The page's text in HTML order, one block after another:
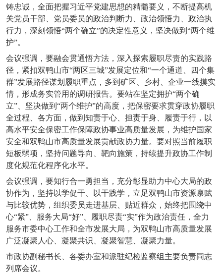
铸忠诚，全面把握习近平党建思想的精髓要义，不断提高机
关党员干部、党员委员的政治判断力、政治领悟力、政治执
行力，深刻领悟“两个确立”的决定性意义，坚决做到“两个维
护”。
会议强调，要融会贯通悟方法，深入探索履职尽责的实践路
径，紧扣双鸭山市“两区三城”发展定位和“一个通道、四个集
群”发展路径谋划履职重点，多到矿区、乡村、企业一线摸实
情，形成务实管用的调研报告。要站在坚定拥护“两个确
立”、坚决做到“两个维护”的高度，把保密要求贯穿政协履职
全过程、各方面，做到知责于心、担责于身、履责于行，以
高水平安全保密工作保障政协事业高质量发展，为维护国家
安全和双鸭山市高质量发展贡献政协力量。要对照当前履职
短板弱项，坚持问题导向、靶向施策，持续提升政协工作制
度化规范化程序化水平。
会议强调，要知行合一勇担当，充分彰显助力中心大局的政
协作为，坚持以学促干、以干践学，立足双鸭山市资源禀赋
与比较优势，组织委员走进基层、贴近群众，始终把围绕中
心“紧”、服务大局“好”、履职尽责“实”作为政治责任，全力
服务市委中心工作和全市发展大局，为双鸭山市高质量发展
广泛凝聚人心、凝聚共识、凝聚智慧、凝聚力量。
市政协副秘书长、各委办室和派驻纪检监察组主要负责同志
列席会议。